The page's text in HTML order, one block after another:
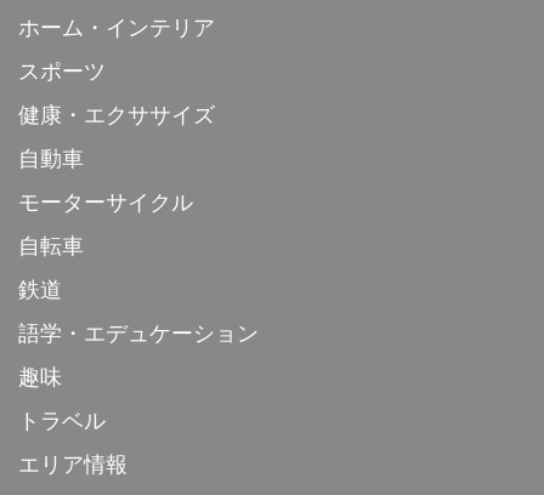
ホーム・インテリア
スポーツ
健康・エクササイズ
自動車
モーターサイクル
自転車
鉄道
語学・エデュケーション
趣味
トラベル
エリア情報